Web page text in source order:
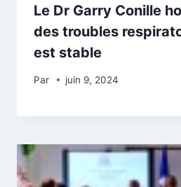
Le Dr Garry Conille
des troubles
est stable
Par juin 9, 2024